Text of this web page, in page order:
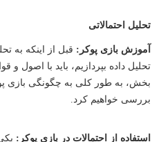
تحلیل احتمالاتی
آموزش بازی پوکر: قبل از اینکه به
تحلیل داده بپردازیم، باید با اصول و
بخش، به طور کلی به چگونگی بازی
بررسی خواهیم کرد.
استفاده از احتمالات در بازی پوکر: